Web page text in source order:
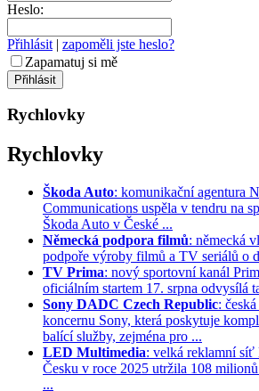
Heslo:
Přihlásit | zapoměli jste heslo?
Zapamatuj si mě
Rychlovky
Rychlovky
Škoda Auto: komunikační agentura
Communications uspěla v tendru na
Škoda Auto v České ...
Německá podpora filmů: německá
podpoře výroby filmů a TV seriálů o
TV Prima: nový sportovní kanál
oficiálním startem 17. srpna odvysílá
Sony DADC Czech Republic:
koncernu Sony, která poskytuje
balící služby, zejména pro ...
LED Multimedia: velká reklamní
Česku v roce 2025 utržila 108
...